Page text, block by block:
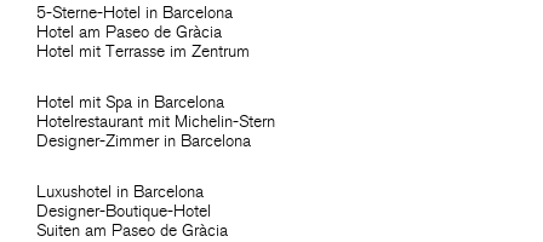
5-Sterne-Hotel in Barcelona
Hotel am Paseo de Gràcia
Hotel mit Terrasse im Zentrum
Hotel mit Spa in Barcelona
Hotelrestaurant mit Michelin-Stern
Designer-Zimmer in Barcelona
Luxushotel in Barcelona
Designer-Boutique-Hotel
Suiten am Paseo de Gràcia